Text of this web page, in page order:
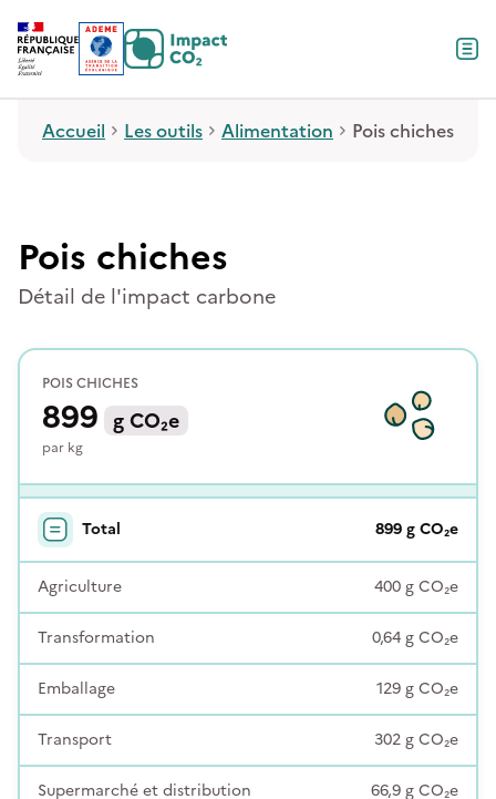
Contenu
Menu
Pied de page
Accueil Les outils Alimentation Pois chiches
Pois chiches
Détail de l'impact carbone
POIS CHICHES
899 gCO₂e
par kg
Total 899gCO₂e
Agriculture 400gCO₂e
Transformation 0,64gCO₂e
Emballage 129gCO₂e
Transport 302gCO₂e
Supermarché et distribution 66,9gCO₂e